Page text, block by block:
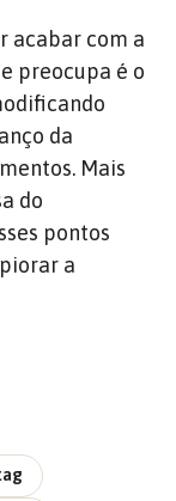
acabar com a
preocupa é o
da
Mais
do
pontos
a